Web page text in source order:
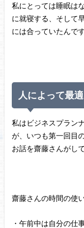
私にとっては睡眠は
に就寝する、そして
には合っていたんです
人によって最
私はビジネスプラン
が、いつも第一回目
お話を齋藤さんがし
齋藤さんの時間の使
・午前中は自分の仕